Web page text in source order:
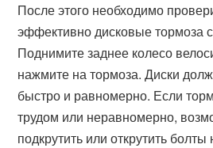
После этого необходимо
эффективно дисковые тормоза
Поднимите заднее колесо
нажмите на тормоза. Диски
быстро и равномерно. Если
трудом или неравномерно,
подкрутить или открутить